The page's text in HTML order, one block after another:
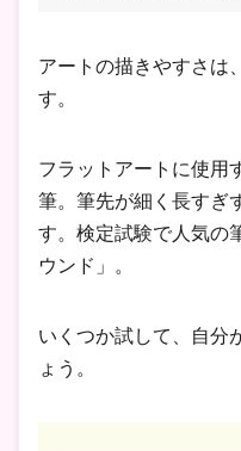
アートの描きやすさは
す。
フラットアートに使用
筆。筆先が細く長すぎ
す。検定試験で人気の
ウンド」。
いくつか試して、自分
ょう。